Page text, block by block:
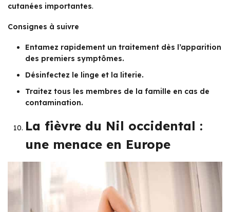
cutanées importantes.
Consignes à suivre
Entamez rapidement un traitement dès l’apparition
des premiers symptômes.
Désinfectez le linge et la literie.
Traitez tous les membres de la famille en cas de
contamination.
La fièvre du Nil occidental :
une menace en Europe